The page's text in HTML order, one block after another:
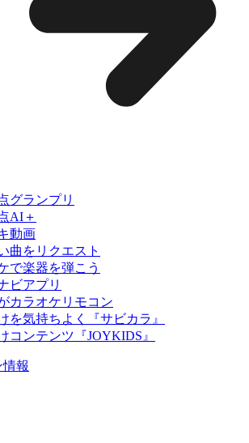
グランプリ
AI＋
動画
曲をリクエスト
で楽器を弾こう
ビアプリ
カラオケリモコン
を気持ちよく『サビカラ』
コンテンツ『JOYKIDS』
報